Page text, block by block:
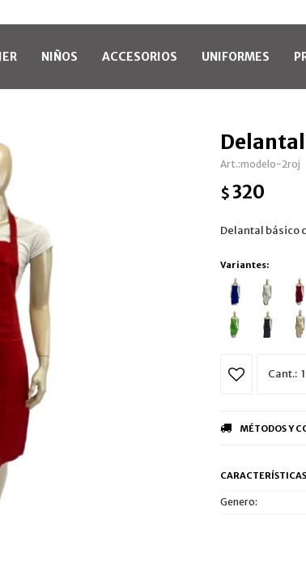
NIÑOS ACCESORIOS UNIFORMES
modelo-2roj
$320
Delantal básico
Variantes:
1
MÉTODOS Y
CARACTERÍSTICAS
Genero